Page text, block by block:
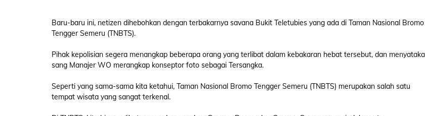
Baru-baru ini, netizen dihebohkan dengan terbakarnya savana Bukit Teletubies yang ada di Taman Nasional Bromo
Tengger Semeru (TNBTS).
Pihak kepolisian segera menangkap beberapa orang yang terlibat dalam kebakaran hebat tersebut, dan
sang Manajer WO merangkap konseptor foto sebagai Tersangka.
Seperti yang sama-sama kita ketahui, Taman Nasional Bromo Tengger Semeru (TNBTS) merupakan salah satu
tempat wisata yang sangat terkenal.